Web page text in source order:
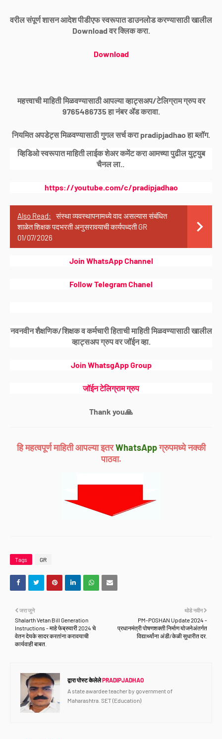
वरील संपूर्ण शासन आदेश पीडीएफ स्वरूपात डाउनलोड करण्यासाठी खालील
Download वर क्लिक करा.
Download
महत्त्वाची माहिती मिळवण्यासाठी आपल्या व्हाट्सअप/टेलिग्राम ग्रुप वर
9765486735 हा नंबर ॲड करावा.
नियमित अपडेट्स मिळवण्यासाठी गुगल सर्च करा pradipjadhao हा ब्लॉग.
व्हिडिओ स्वरूपात माहिती लाईक शेअर कमेंट करा आमच्या पुढील युट्युब
चैनल ला..
https://youtube.com/c/pradipjadhao
Also Read:
संस्था व्यवस्थापनामध्ये वाद असल्यास संबंधित
शाळेत शिक्षक पदभरती अनुसरावयाची कार्यपध्दती GR
01/07/2026
Join WhatsApp Channel
Follow Telegram Chanel
नवनवीन शैक्षणिक/शिक्षक व कर्मचारी हिताची माहिती मिळवण्यासाठी खालील
व्हाट्सअप ग्रुप वर जॉईन व्हा.
Join WhatsgApp Group
जॉईन टेलिग्राम ग्रुप
Thank you🙏
हि महत्वपूर्ण माहिती आपल्या इतर WhatsAppग्रुपमध्ये नक्की
पाठवा.
Tags GR
थोडे नवीन
PM-POSHAN Update 2024 -
प्रधानमंत्री पोषणशक्ती निर्माण योजनेअंतर्गत
विद्यार्थ्यांना अंडी/केळी सुधारीत दर.
जरा जुने
Shalarth Vetan Bill Generation
Instructions - माहे फेब्रुवारी 2024 चे
वेतन देयके सादर करतांना करावयाची
कार्यवाही बाबत.
द्वारा पोस्ट केलेलेPRADIPJADHAO
A state awardee teacher by government of
Maharashtra. SET (Education)